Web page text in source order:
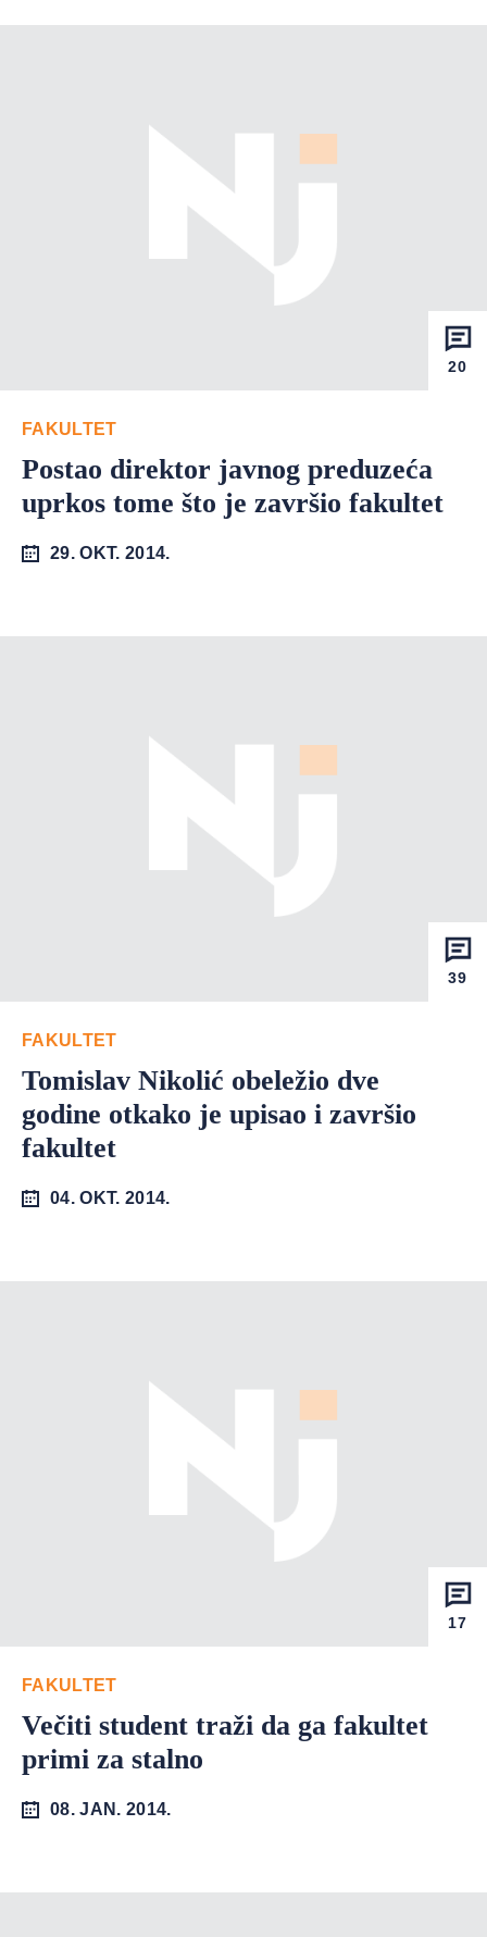
20
FAKULTET
Postao direktor javnog preduzeća
uprkos tome što je završio fakultet
29. OKT. 2014.
39
FAKULTET
Tomislav Nikolić obeležio dve
godine otkako je upisao i završio
fakultet
04. OKT. 2014.
17
FAKULTET
Večiti student traži da ga fakultet
primi za stalno
08. JAN. 2014.